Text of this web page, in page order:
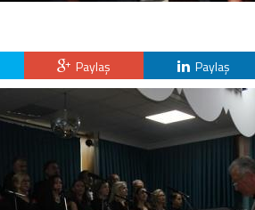
Paylaş Paylaş